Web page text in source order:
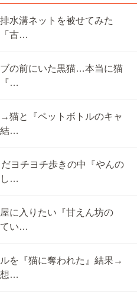
水溝ネットを被せてみた
古…
の前にいた黒猫…本当に猫
『…
猫と『ペットボトルのキャ
結…
ヨチヨチ歩きの中『やんの
し…
に入りたい『甘えん坊の
い…
を『猫に奪われた』結果→
想…